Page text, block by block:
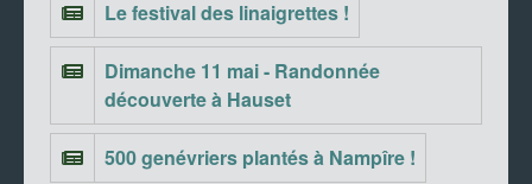
Le festival des linaigrettes !
Dimanche 11 mai - Randonnée
découverte à Hauset
500 genévriers plantés à Nampîre !